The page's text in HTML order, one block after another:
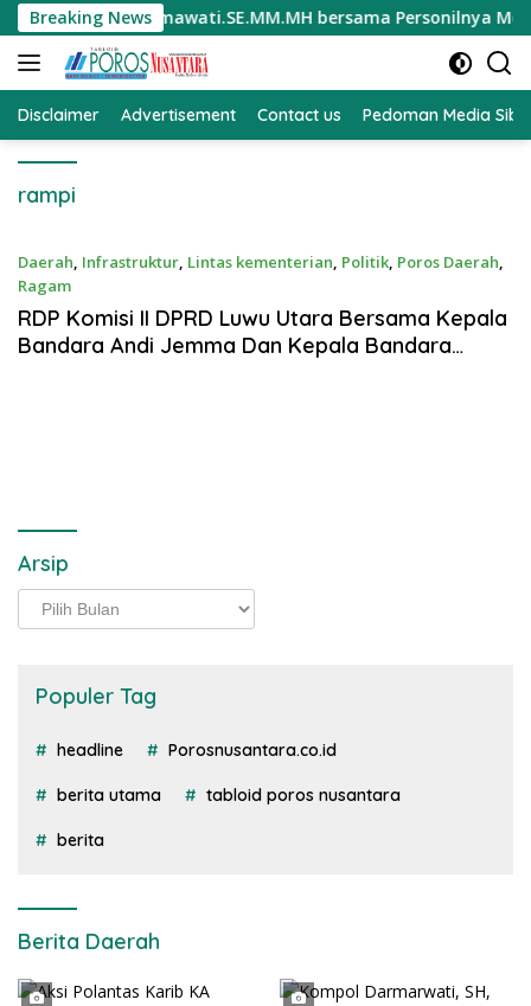
Langsung
ke
konten
Breaking News
Kompol Darmawati.SE.MM.MH bersama Personilnya
Disclaimer Advertisement Contact us Pedoman Media
rampi
Daerah, Infrastruktur, Lintas kementerian, Politik, Poros Daerah,
Ragam
Jan 24, 2020
RDP Komisi II DPRD Luwu Utara Bersama Kepala
Bandara Andi Jemma Dan Kepala Bandara
Arsip
Arsip
Populer Tag
headline Porosnusantara.co.id
berita utama tabloid poros nusantara
berita
Berita Daerah